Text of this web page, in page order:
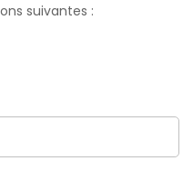
suivantes :